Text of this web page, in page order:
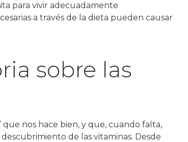
para vivir adecuadamente
a través de la dieta pueden causar
sobre las
nos hace bien, y que, cuando falta,
de las vitaminas. Desde